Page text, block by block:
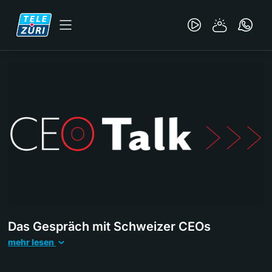
Das Gespräch mit Schweizer CEOs
mehr lesen